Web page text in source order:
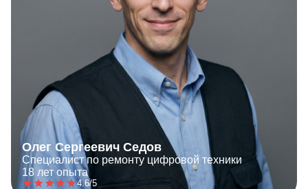
Олег Сергеевич Седов
Специалист по ремонту цифровой техники
18 лет опыта
4.6/5